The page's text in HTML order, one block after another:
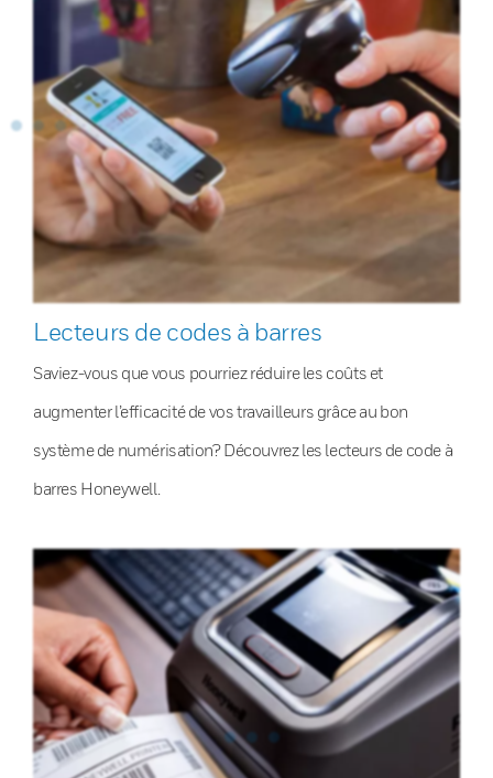
Lecteurs de codes à barres
Saviez-vous que vous pourriez réduire les coûts et
augmenter l’efficacité de vos travailleurs grâce au bon
système de numérisation? Découvrez les lecteurs de code à
barres Honeywell.